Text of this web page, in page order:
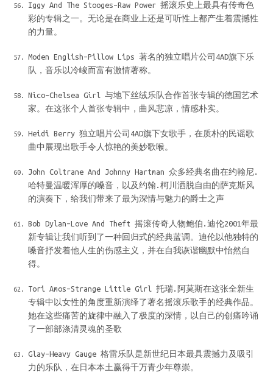
Iggy And The Stooges–Raw Power 摇滚乐史上最具有传奇色
彩的专辑之一。无论是在商业上还是可听性上都产生着震撼性
的力量。
Moden English–Pillow Lips 著名的独立唱片公司4AD旗下乐
队，音乐以冷峻而富有激情著称。
Nico–Chelsea Girl 与地下丝绒乐队合作首张专辑的德国艺术
家。在这张个人首张专辑中，曲风悲凉，情感朴实。
Heidi Berry 独立唱片公司4AD旗下女歌手，在质朴的民谣歌
曲中展现出歌手令人惊艳的美妙歌喉。
John Coltrane And Johnny Hartman 众多经典名曲在约翰尼.
哈特曼温暖浑厚的嗓音，以及约翰.柯川洒脱自由的萨克斯风
的演奏下，给我们带来了最为深情与魅力的爵士之声
Bob Dylan–Love And Theft 摇滚传奇人物鲍伯.迪伦2001年最
新专辑让我们听到了一种回归式的经典蓝调。迪伦以他独特的
嗓音抒发着他人生的伤感主义，并在自我诙谐幽默中怡然自
得。
Tori Amos–Strange Little Girl 托瑞.阿莫斯在这张全新生
专辑中以女性的角度重新演绎了著名摇滚乐歌手的经典作品。
她在这些痛苦的旋律中融入了极度的深情，以自己的创痛吟诵
了一部部涤清灵魂的圣歌
Glay–Heavy Gauge 格雷乐队是新世纪日本最具震撼力及吸引
力的乐队，在日本本土赢得千万青少年尊崇。